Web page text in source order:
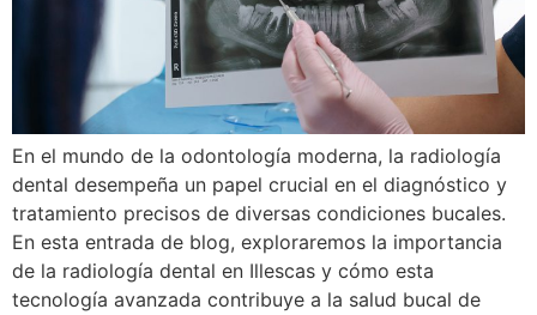
En el mundo de la odontología moderna, la radiología
dental desempeña un papel crucial en el diagnóstico y
tratamiento precisos de diversas condiciones bucales.
En esta entrada de blog, exploraremos la importancia
de la radiología dental en Illescas y cómo esta
tecnología avanzada contribuye a la salud bucal de